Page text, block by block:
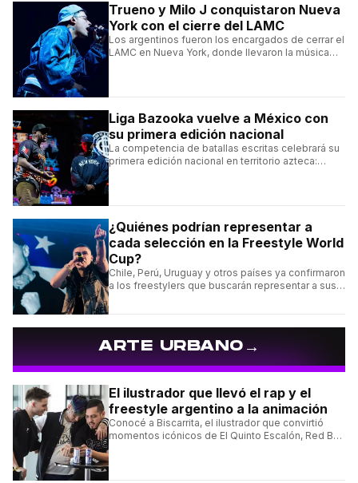
Trueno y Milo J conquistaron Nueva
York con el cierre del LAMC
Los argentinos fueron los encargados de cerrar el
LAMC en Nueva York, donde llevaron la música
Liga Bazooka vuelve a México con
su primera edición nacional
La competencia de batallas escritas celebrará su
primera edición nacional en territorio azteca:
¿Quiénes podrían representar a
cada selección en la Freestyle World
Cup?
Chile, Perú, Uruguay y otros países ya confirmaron
a los freestylers que buscarán representar a sus
ARTE URBANO→
El ilustrador que llevó el rap y el
freestyle argentino a la animación
Conocé a Biscarrita, el ilustrador que convirtió
momentos icónicos de El Quinto Escalón, Red Bull